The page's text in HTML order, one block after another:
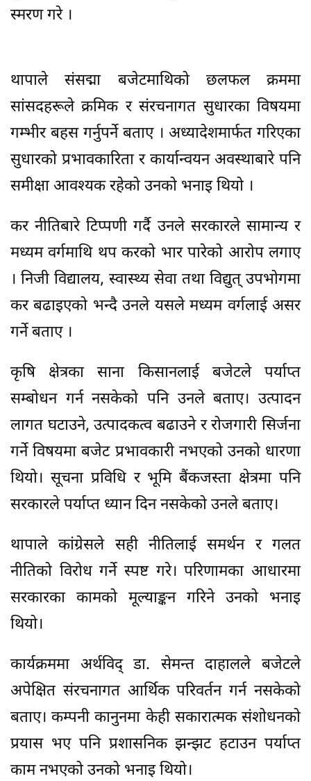
स्मरण गरे ।
थापाले संसद्मा बजेटमाथिको छलफल क्रममा
सांसदहरूले क्रमिक र संरचनागत सुधारका विषयमा
गम्भीर बहस गर्नुपर्ने बताए । अध्यादेशमार्फत गरिएका
सुधारको प्रभावकारिता र कार्यान्वयन अवस्थाबारे पनि
समीक्षा आवश्यक रहेको उनको भनाइ थियो ।
कर नीतिबारे टिप्पणी गर्दै उनले सरकारले सामान्य र
मध्यम वर्गमाथि थप करको भार पारेको आरोप लगाए
। निजी विद्यालय, स्वास्थ्य सेवा तथा विद्युत् उपभोगमा
कर बढाइएको भन्दै उनले यसले मध्यम वर्गलाई असर
गर्ने बताए ।
कृषि क्षेत्रका साना किसानलाई बजेटले पर्याप्त
सम्बोधन गर्न नसकेको पनि उनले बताए। उत्पादन
लागत घटाउने, उत्पादकत्व बढाउने र रोजगारी सिर्जना
गर्ने विषयमा बजेट प्रभावकारी नभएको उनको धारणा
थियो। सूचना प्रविधि र भूमि बैंकजस्ता क्षेत्रमा पनि
सरकारले पर्याप्त ध्यान दिन नसकेको उनले बताए।
थापाले कांग्रेसले सही नीतिलाई समर्थन र गलत
नीतिको विरोध गर्ने स्पष्ट गरे। परिणामका आधारमा
सरकारका कामको मूल्याङ्कन गरिने उनको भनाइ
थियो।
कार्यक्रममा अर्थविद् डा. सेमन्त दाहालले बजेटले
अपेक्षित संरचनागत आर्थिक परिवर्तन गर्न नसकेको
बताए। कम्पनी कानुनमा केही सकारात्मक संशोधनको
प्रयास भए पनि प्रशासनिक झन्झट हटाउन पर्याप्त
काम नभएको उनको भनाइ थियो।